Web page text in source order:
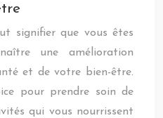
signifier que vous êtes
une amélioration
et de votre bien-être.
pour prendre soin de
qui vous nourrissent